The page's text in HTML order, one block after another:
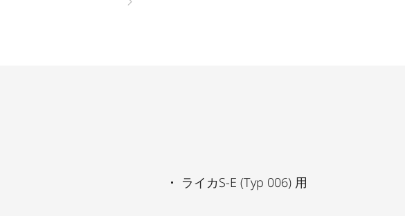
ライカS-E (Typ 006) 用